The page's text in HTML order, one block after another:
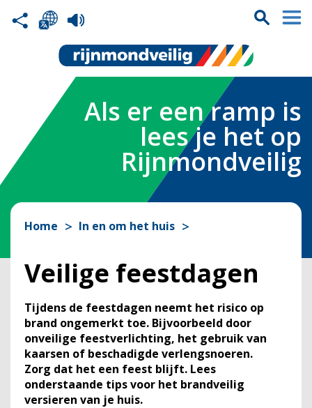
Als er een ramp is
lees je het op
Rijnmondveilig
Home In en om het huis
Veilige feestdagen
Tijdens de feestdagen neemt het risico op
brand ongemerkt toe. Bijvoorbeeld door
onveilige feestverlichting, het gebruik van
kaarsen of beschadigde verlengsnoeren.
Zorg dat het een feest blijft. Lees
onderstaande tips voor het brandveilig
versieren van je huis.